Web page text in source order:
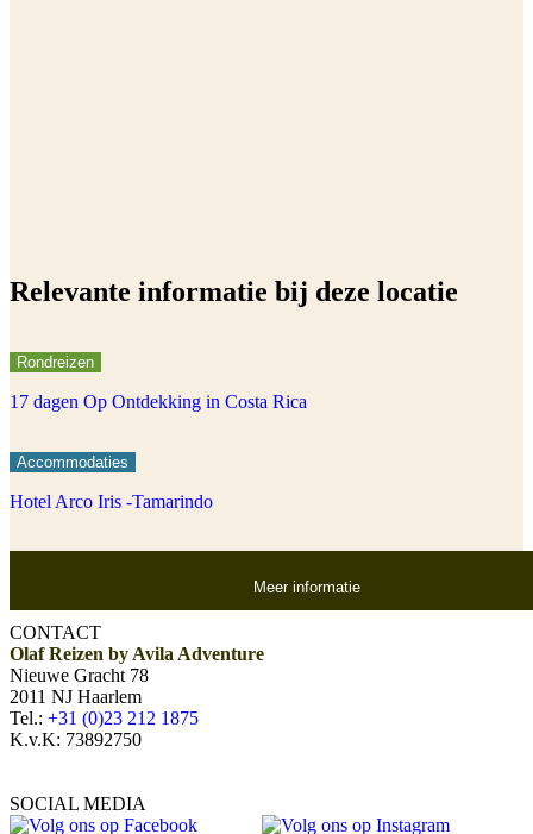
Relevante informatie bij deze locatie
Rondreizen
17 dagen Op Ontdekking in Costa Rica
Accommodaties
Hotel Arco Iris -Tamarindo
Meer informatie
CONTACT
Olaf Reizen by Avila Adventure
Nieuwe Gracht 78
2011 NJ Haarlem
Tel.: +31 (0)23 212 1875
K.v.K: 73892750
SOCIAL MEDIA